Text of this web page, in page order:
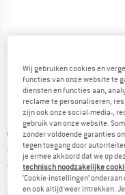
Oorspronkelijke prijs :
€ 218,95
Prijs:
€ 186,11 incl. BTW
Gratis verzending
Wij gebruiken cookies en
functies van onze website te
diensten en functies aan,
reclame te personaliseren,
zijn ook onze social-media-,
gebruik van onze website.
zonder voldoende garanties
tegen toegang door
je ermee akkoord dat we op
technisch noodzakelijke
‘Cookie-instellingen’
en ook altijd weer intrekken.